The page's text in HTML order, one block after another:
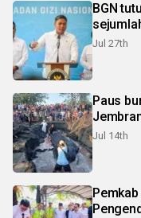
BGN
Jul 27th
Paus
Jul 14th